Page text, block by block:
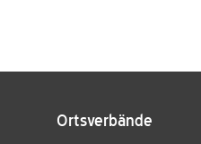
Ortsverbände